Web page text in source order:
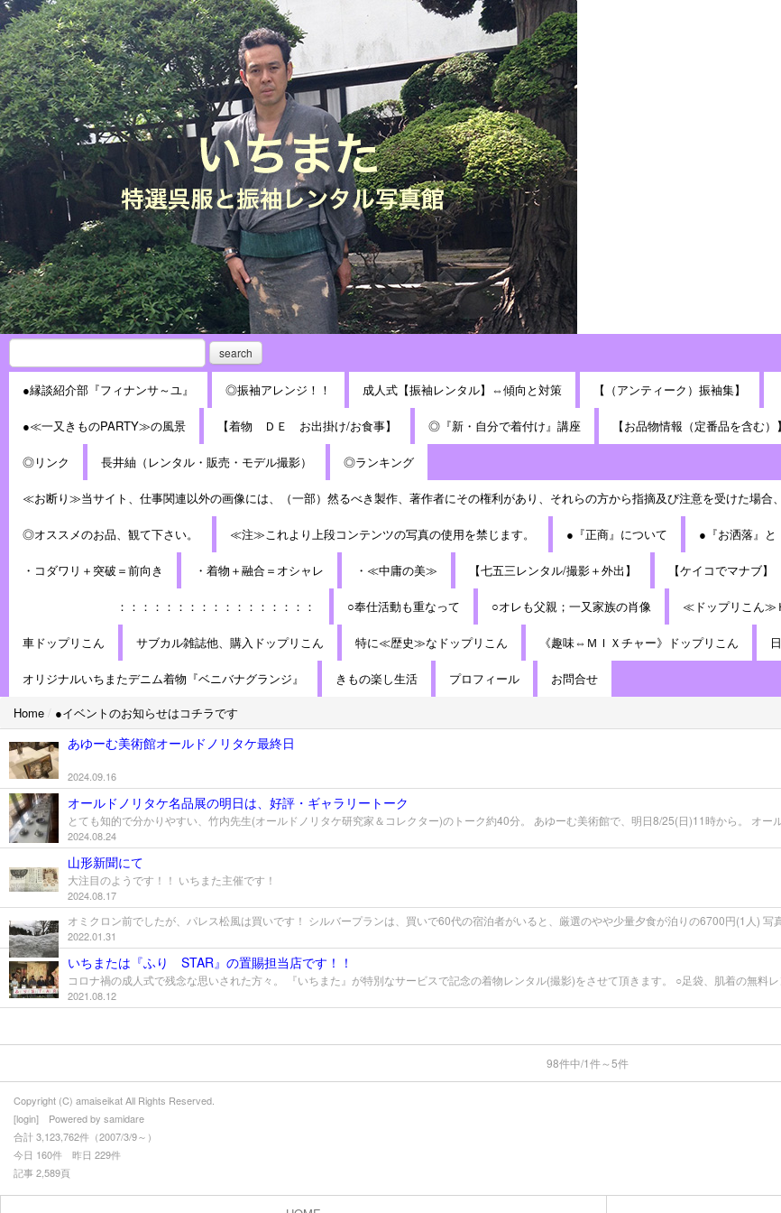
search
●縁談紹介部『フィナンサ～ユ』 ◎振袖アレンジ！！ 成人式【振袖レンタル】⇔傾向と対策 【（アンティーク）振袖集】
●≪一又きものPARTY≫の風景 【着物 ＤＥ お出掛け/お食事】 ◎『新・自分で着付け』講座 【お品物情報（定番品を含む）】
◎リンク 長井紬（レンタル・販売・モデル撮影） ◎ランキング
≪お断り≫当サイト、仕事関連以外の画像には、（一部）然るべき製作、著作者にその権利があり、それらの方から指摘及び注意を受けた場合
◎オススメのお品、観て下さい。 ≪注≫これより上段コンテンツの写真の使用を禁じます。 ●『正商』について ●『お洒落』と
・コダワリ＋突破＝前向き ・着物＋融合＝オシャレ ・≪中庸の美≫ 【七五三レンタル/撮影＋外出】 【ケイコでマナブ】
：：：：：：：：：：：：：：：：： ○奉仕活動も重なって ○オレも父親；一又家族の肖像 ≪ドップリこん≫
車ドップリこん サブカル雑誌他、購入ドップリこん 特に≪歴史≫なドップリこん 《趣味⇔ＭＩＸチャー》ドップリこん
オリジナルいちまたデニム着物『ベニバナグランジ』 きもの楽し生活 プロフィール
お問合せ
Home / ●イベントのお知らせはコチラです
あゆーむ美術館オールドノリタケ最終日
2024.09.16
オールドノリタケ名品展の明日は、好評・ギャラリートーク
2024.08.24
山形新聞にて
大注目のようです！！ いちまた主催です！
2024.08.17
2022.01.31
いちまたは『ふり STAR』の置賜担当店です！！
2021.08.12
98件中/1件～5件
Copyright (C) amaiseikat All Rights Reserved.
[login] Powered by samidare
合計 3,123,762件（2007/3/9～）
今日 160件 昨日 229件
記事 2,589頁